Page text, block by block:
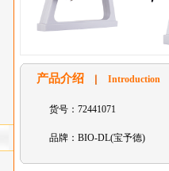
产品介绍 Introduction
货号：72441071
品牌：BIO-DL(宝予德)